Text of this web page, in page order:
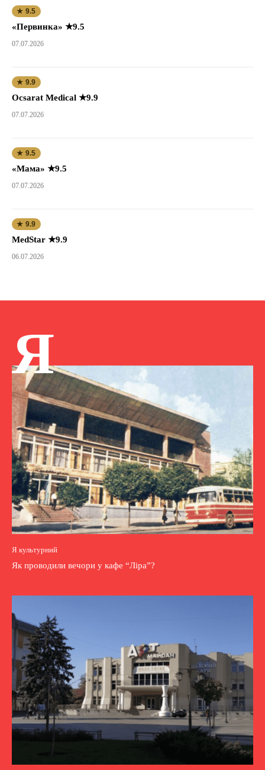
★ 9.5
«Первинка» ★9.5
07.07.2026
★ 9.9
Ocsarat Medical ★9.9
07.07.2026
★ 9.5
«Мама» ★9.5
07.07.2026
★ 9.9
MedStar ★9.9
06.07.2026
Я
Я культурний
Як проводили вечори у кафе “Ліра”?